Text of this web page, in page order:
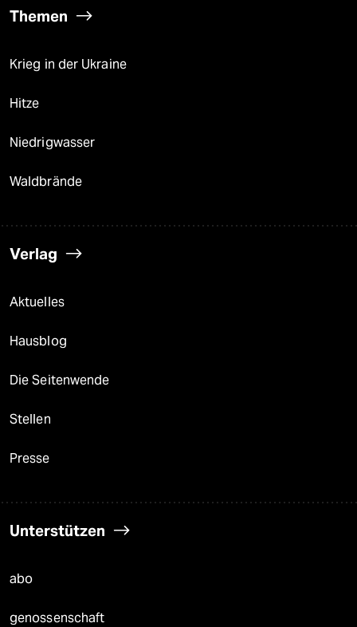
Themen
Krieg in der Ukraine
Hitze
Niedrigwasser
Waldbrände
Verlag
Aktuelles
Hausblog
Die Seitenwende
Stellen
Presse
Unterstützen
abo
genossenschaft